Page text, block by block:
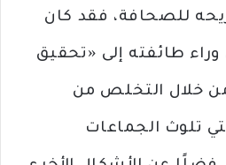
للصحافة، فقد كان
طائفته إلى «تحقيق
خلال التخلص من
تلوث الجماعات